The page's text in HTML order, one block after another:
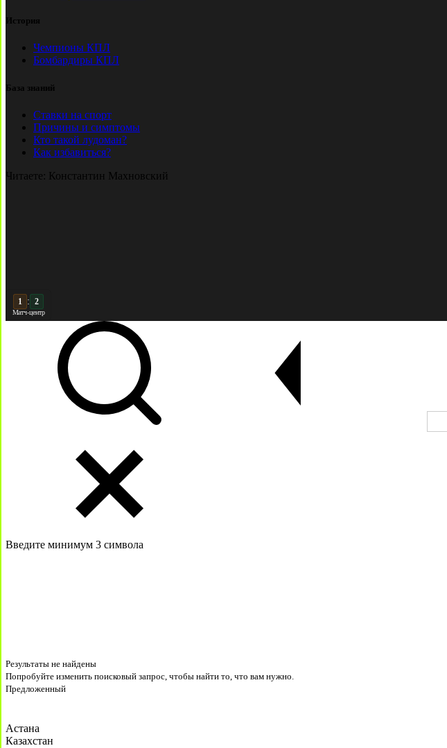
История
Чемпионы КПЛ
Бомбардиры КПЛ
База знаний
Ставки на спорт
Причины и симптомы
Кто такой лудоман?
Как избавиться?
Читаете: Константин Махновский
2 : 2
Матч-центр
Введите минимум 3 символа
Результаты не найдены
Попробуйте изменить поисковый запрос, чтобы найти то, что вам нужно.
Предложенный
Астана
Казахстан